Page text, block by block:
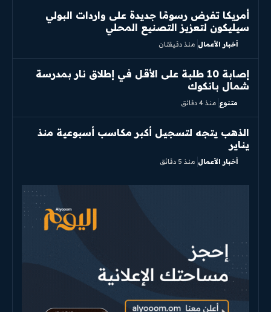
أمريكا تفرض رسومًا جديدة على واردات البولي
سيليكون لتعزيز التصنيع المحلي
أخبار الأعمال منذ دقيقتان
إصابة 10 طلبة على الأقل في إطلاق نار بمدرسة
شمال بانكوك
متنوع منذ 4 دقائق
الذهب يتجه لتسجيل أكبر مكاسب أسبوعية منذ
يناير
أخبار الأعمال منذ 5 دقائق